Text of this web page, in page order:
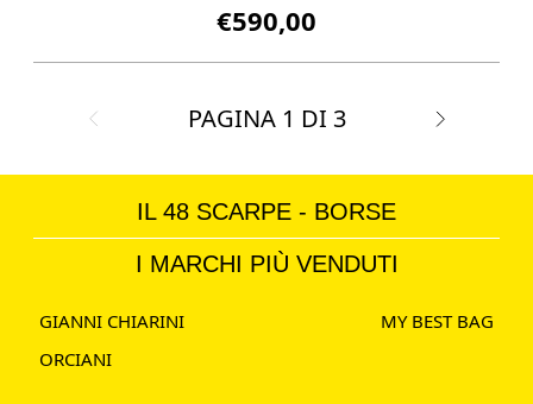
€590,00
PAGINA 1 DI 3
IL 48 SCARPE - BORSE
I MARCHI PIÙ VENDUTI
GIANNI CHIARINI
MY BEST BAG
ORCIANI